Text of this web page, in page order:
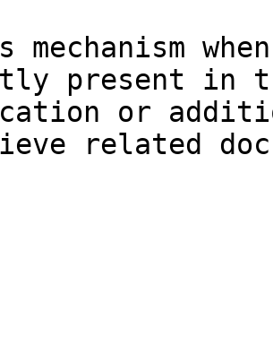
mechanism
present in
or